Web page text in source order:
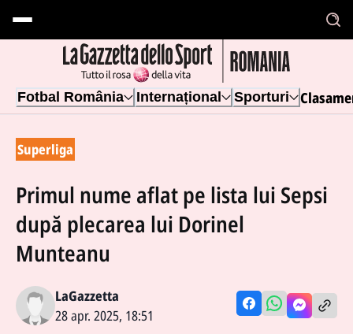
Fotbal România Internațional Sporturi
Superliga
Primul nume aflat pe lista lui Sepsi
după plecarea lui Dorinel
Munteanu
LaGazzetta
28 apr. 2025, 18:51